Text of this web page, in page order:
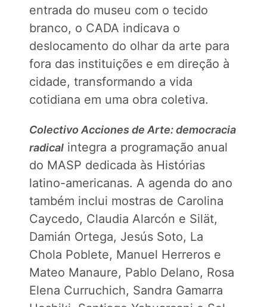
entrada do museu com o tecido
branco, o CADA indicava o
deslocamento do olhar da arte para
fora das instituições e em direção à
cidade, transformando a vida
cotidiana em uma obra coletiva.
Colectivo Acciones de Arte: democracia
radical integra a programação anual
do MASP dedicada às Histórias
latino-americanas. A agenda do ano
também inclui mostras de Carolina
Caycedo, Claudia Alarcón e Silät,
Damián Ortega, Jesús Soto, La
Chola Poblete, Manuel Herreros e
Mateo Manaure, Pablo Delano, Rosa
Elena Curruchich, Sandra Gamarra